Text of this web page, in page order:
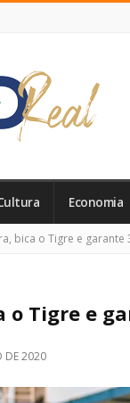
Economia
bica o Tigre e garante
o Tigre e
DE 2020